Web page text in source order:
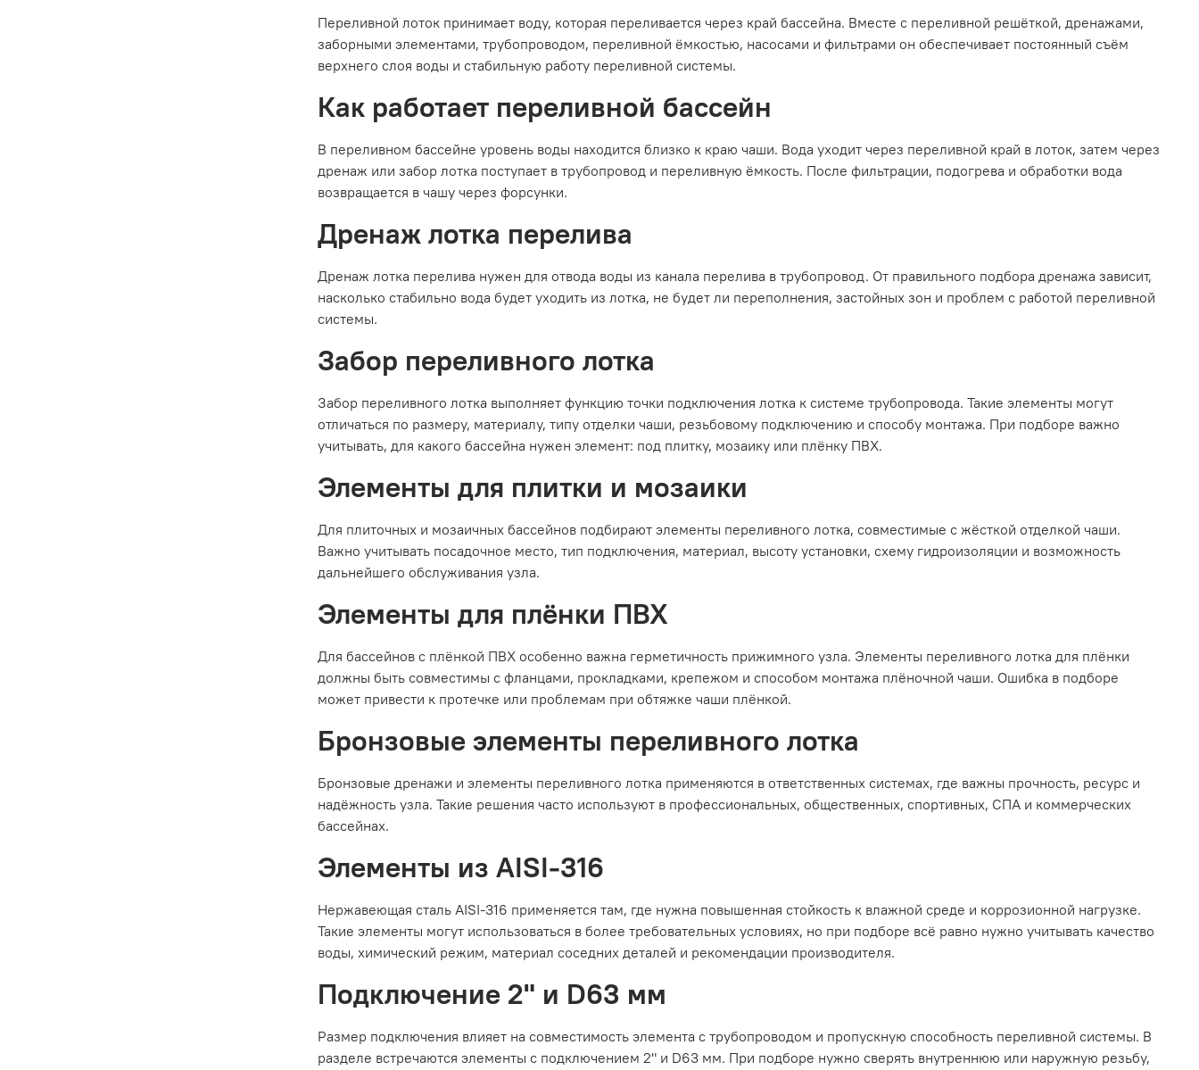
Переливной лоток принимает воду, которая переливается через край бассейна. Вместе с переливной решёткой, дренажами,
заборными элементами, трубопроводом, переливной ёмкостью, насосами и фильтрами он обеспечивает постоянный съём
верхнего слоя воды и стабильную работу переливной системы.
Как работает переливной бассейн
В переливном бассейне уровень воды находится близко к краю чаши. Вода уходит через переливной край в лоток, затем через
дренаж или забор лотка поступает в трубопровод и переливную ёмкость. После фильтрации, подогрева и обработки вода
возвращается в чашу через форсунки.
Дренаж лотка перелива
Дренаж лотка перелива нужен для отвода воды из канала перелива в трубопровод. От правильного подбора дренажа зависит,
насколько стабильно вода будет уходить из лотка, не будет ли переполнения, застойных зон и проблем с работой переливной
системы.
Забор переливного лотка
Забор переливного лотка выполняет функцию точки подключения лотка к системе трубопровода. Такие элементы могут
отличаться по размеру, материалу, типу отделки чаши, резьбовому подключению и способу монтажа. При подборе важно
учитывать, для какого бассейна нужен элемент: под плитку, мозаику или плёнку ПВХ.
Элементы для плитки и мозаики
Для плиточных и мозаичных бассейнов подбирают элементы переливного лотка, совместимые с жёсткой отделкой чаши.
Важно учитывать посадочное место, тип подключения, материал, высоту установки, схему гидроизоляции и возможность
дальнейшего обслуживания узла.
Элементы для плёнки ПВХ
Для бассейнов с плёнкой ПВХ особенно важна герметичность прижимного узла. Элементы переливного лотка для плёнки
должны быть совместимы с фланцами, прокладками, крепежом и способом монтажа плёночной чаши. Ошибка в подборе
может привести к протечке или проблемам при обтяжке чаши плёнкой.
Бронзовые элементы переливного лотка
Бронзовые дренажи и элементы переливного лотка применяются в ответственных системах, где важны прочность, ресурс и
надёжность узла. Такие решения часто используют в профессиональных, общественных, спортивных, СПА и коммерческих
бассейнах.
Элементы из AISI-316
Нержавеющая сталь AISI-316 применяется там, где нужна повышенная стойкость к влажной среде и коррозионной нагрузке.
Такие элементы могут использоваться в более требовательных условиях, но при подборе всё равно нужно учитывать качество
воды, химический режим, материал соседних деталей и рекомендации производителя.
Подключение 2" и D63 мм
Размер подключения влияет на совместимость элемента с трубопроводом и пропускную способность переливной системы. В
разделе встречаются элементы с подключением 2" и D63 мм. При подборе нужно сверять внутреннюю или наружную резьбу,